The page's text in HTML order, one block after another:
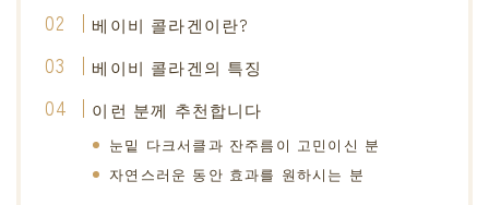
뷰티 팁
블로그
베이비 콜라겐이란?
베이비 콜라겐의 특징
이런 분께 추천합니다
눈밑 다크서클과 잔주름이 고민이신 분
자연스러운 동안 효과를 원하시는 분